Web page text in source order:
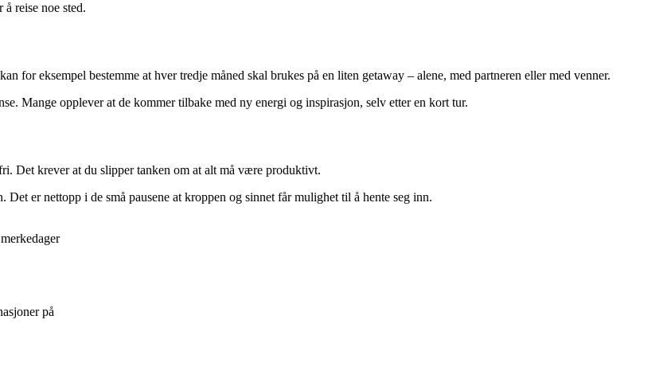
reise noe sted.
for eksempel bestemme at hver tredje måned skal brukes på en liten getaway – alene, med partneren eller med venner.
Mange opplever at de kommer tilbake med ny energi og inspirasjon, selv etter en kort tur.
Det krever at du slipper tanken om at alt må være produktivt.
er nettopp i de små pausene at kroppen og sinnet får mulighet til å hente seg inn.
på